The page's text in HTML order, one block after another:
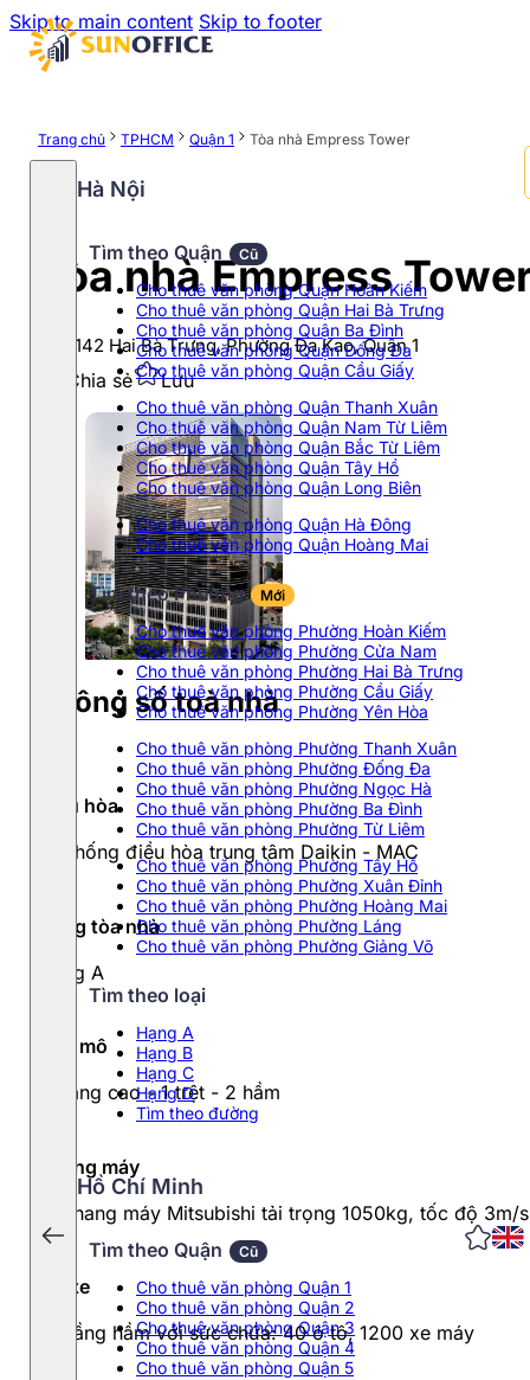
Skip to main content Skip to footer
Hà Nội
Tìm theo Quận Cũ
Cho thuê văn phòng Quận Hoàn Kiếm
Cho thuê văn phòng Quận Hai Bà Trưng
Cho thuê văn phòng Quận Ba Đình
Cho thuê văn phòng Quận Đống Đa
Cho thuê văn phòng Quận Cầu Giấy
Cho thuê văn phòng Quận Thanh Xuân
Cho thuê văn phòng Quận Nam Từ Liêm
Cho thuê văn phòng Quận Bắc Từ Liêm
Cho thuê văn phòng Quận Tây Hồ
Cho thuê văn phòng Quận Long Biên
Cho thuê văn phòng Quận Hà Đông
Cho thuê văn phòng Quận Hoàng Mai
Tìm theo Phường Mới
Cho thuê văn phòng Phường Hoàn Kiếm
Cho thuê văn phòng Phường Cửa Nam
Cho thuê văn phòng Phường Hai Bà Trưng
Cho thuê văn phòng Phường Cầu Giấy
Cho thuê văn phòng Phường Yên Hòa
Cho thuê văn phòng Phường Thanh Xuân
Cho thuê văn phòng Phường Đống Đa
Cho thuê văn phòng Phường Ngọc Hà
Cho thuê văn phòng Phường Ba Đình
Cho thuê văn phòng Phường Từ Liêm
Cho thuê văn phòng Phường Tây Hồ
Cho thuê văn phòng Phường Xuân Đỉnh
Cho thuê văn phòng Phường Hoàng Mai
Cho thuê văn phòng Phường Láng
Cho thuê văn phòng Phường Giảng Võ
Tìm theo loại
Hạng A
Hạng B
Hạng C
Hạng D
Tìm theo đường
Hồ Chí Minh
Tìm theo Quận Cũ
Cho thuê văn phòng Quận 1
Cho thuê văn phòng Quận 2
Cho thuê văn phòng Quận 3
Cho thuê văn phòng Quận 4
Cho thuê văn phòng Quận 5
Trang chủ TPHCM Quận 1 Tòa nhà Empress Tower
Tòa nhà Empress
138-142 Hai Bà Trưng, Phường Đa Kao, Quận 1
Chia sẻ Lưu
Thông số toà nhà
Điều hòa
Hệ thống điều hòa trung tâm Daikin - MAC
Hạng tòa nhà
Hạng A
Quy mô
17 tầng cao - 1 trệt - 2 hầm
Thang máy
05 thang máy Mitsubishi tải trọng 1050kg, tốc độ 3m/s
Đỗ xe
02 tầng hầm với sức chứa: 40 ô tô, 1200 xe máy